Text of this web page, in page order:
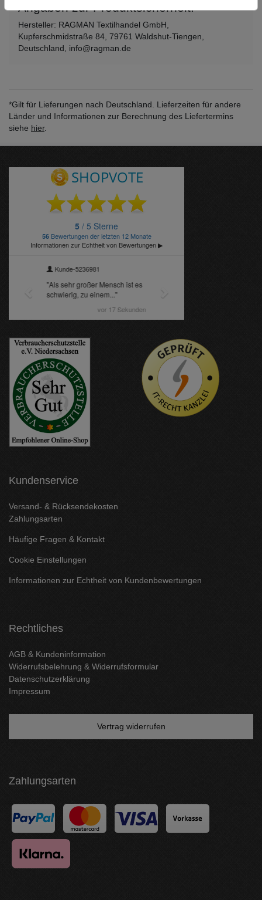
Angaben zur Produktsicherheit:
Hersteller: RAGMAN Textilhandel GmbH,
Kupferschmidstraße 84, 79761 Waldshut-Tiengen,
Deutschland, info@ragman.de
*Gilt für Lieferungen nach Deutschland. Lieferzeiten für andere
Länder und Informationen zur Berechnung des Liefertermins
siehe hier.
Kundenservice
Versand- & Rücksendekosten
Zahlungsarten
Häufige Fragen & Kontakt
Cookie Einstellungen
Informationen zur Echtheit von Kundenbewertungen
Rechtliches
AGB & Kundeninformation
Widerrufsbelehrung & Widerrufsformular
Datenschutzerklärung
Impressum
Vertrag widerrufen
Zahlungsarten